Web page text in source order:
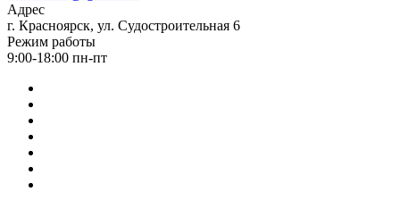
Адрес
г. Красноярск, ул. Судостроительная 6
Режим работы
9:00-18:00 пн-пт